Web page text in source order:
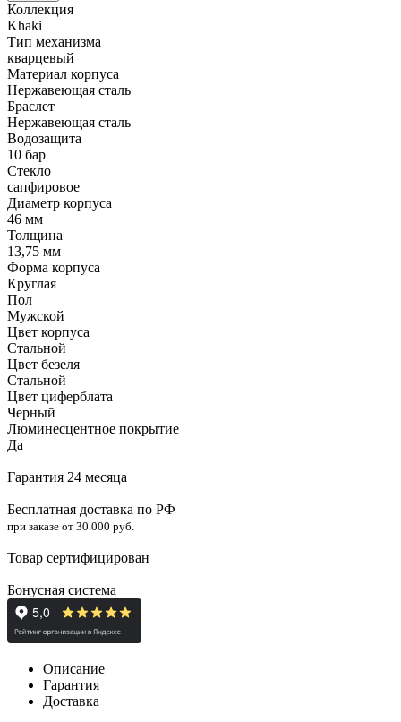
Коллекция
Khaki
Тип механизма
кварцевый
Материал корпуса
Нержавеющая сталь
Браслет
Нержавеющая сталь
Водозащита
10 бар
Стекло
сапфировое
Диаметр корпуса
46 мм
Толщина
13,75 мм
Форма корпуса
Круглая
Пол
Мужской
Цвет корпуса
Стальной
Цвет безеля
Стальной
Цвет циферблата
Черный
Люминесцентное покрытие
Да
Гарантия 24 месяца
Бесплатная доставка по РФ
при заказе от 30.000 руб.
Товар сертифицирован
Бонусная система
Описание
Гарантия
Доставка